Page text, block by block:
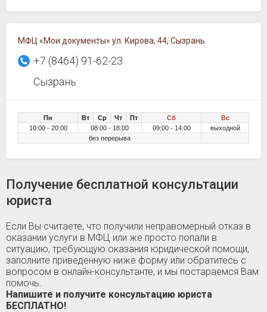
МФЦ «Мои документы» ул. Кирова, 44, Сызрань
+7 (8464) 91-62-23
Сызрань
Пн Вт Ср Чт Пт Сб
Вс
10:00 - 20:00
08:00 - 18:00 09:00 - 14:00
выходной
без перерыва
Получение бесплатной консультации
юриста
Если Вы считаете, что получили неправомерный отказ в
оказании услуги в МФЦ или же просто попали в
ситуацию, требующую оказания юридической помощи,
заполните приведенную ниже форму или обратитесь с
вопросом в онлайн-консультанте, и мы постараемся Вам
помочь.
Напишите и получите консультацию юриста
БЕСПЛАТНО!